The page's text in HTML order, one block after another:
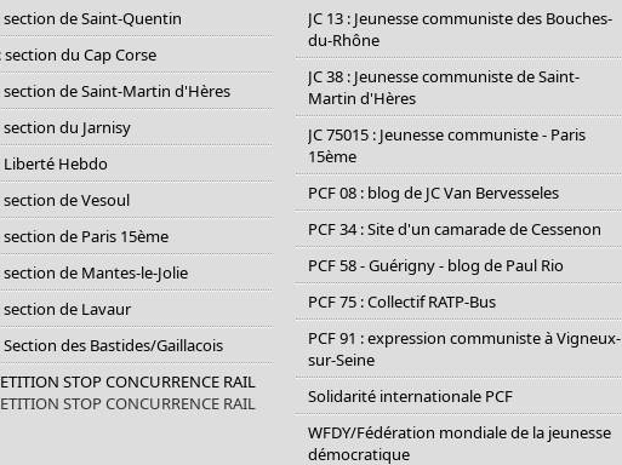
section de Saint-Quentin
section du Cap Corse
section de Saint-Martin d'Hères
section du Jarnisy
Liberté Hebdo
section de Vesoul
section de Paris 15ème
section de Mantes-le-Jolie
section de Lavaur
Section des Bastides/Gaillacois
STOP CONCURRENCE RAIL
STOP CONCURRENCE RAIL
JC 13 : Jeunesse communiste des Bouches-
du-Rhône
JC 38 : Jeunesse communiste de Saint-
Martin d'Hères
JC 75015 : Jeunesse communiste - Paris
15ème
PCF 08 : blog de JC Van Bervesseles
PCF 34 : Site d'un camarade de Cessenon
PCF 58 - Guérigny - blog de Paul Rio
PCF 75 : Collectif RATP-Bus
PCF 91 : expression communiste à Vigneux-
sur-Seine
Solidarité internationale PCF
WFDY/Fédération mondiale de la jeunesse
démocratique